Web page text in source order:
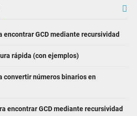
encontrar GCD mediante recursividad
rápida (con ejemplos)
convertir números binarios en
encontrar GCD mediante recursividad